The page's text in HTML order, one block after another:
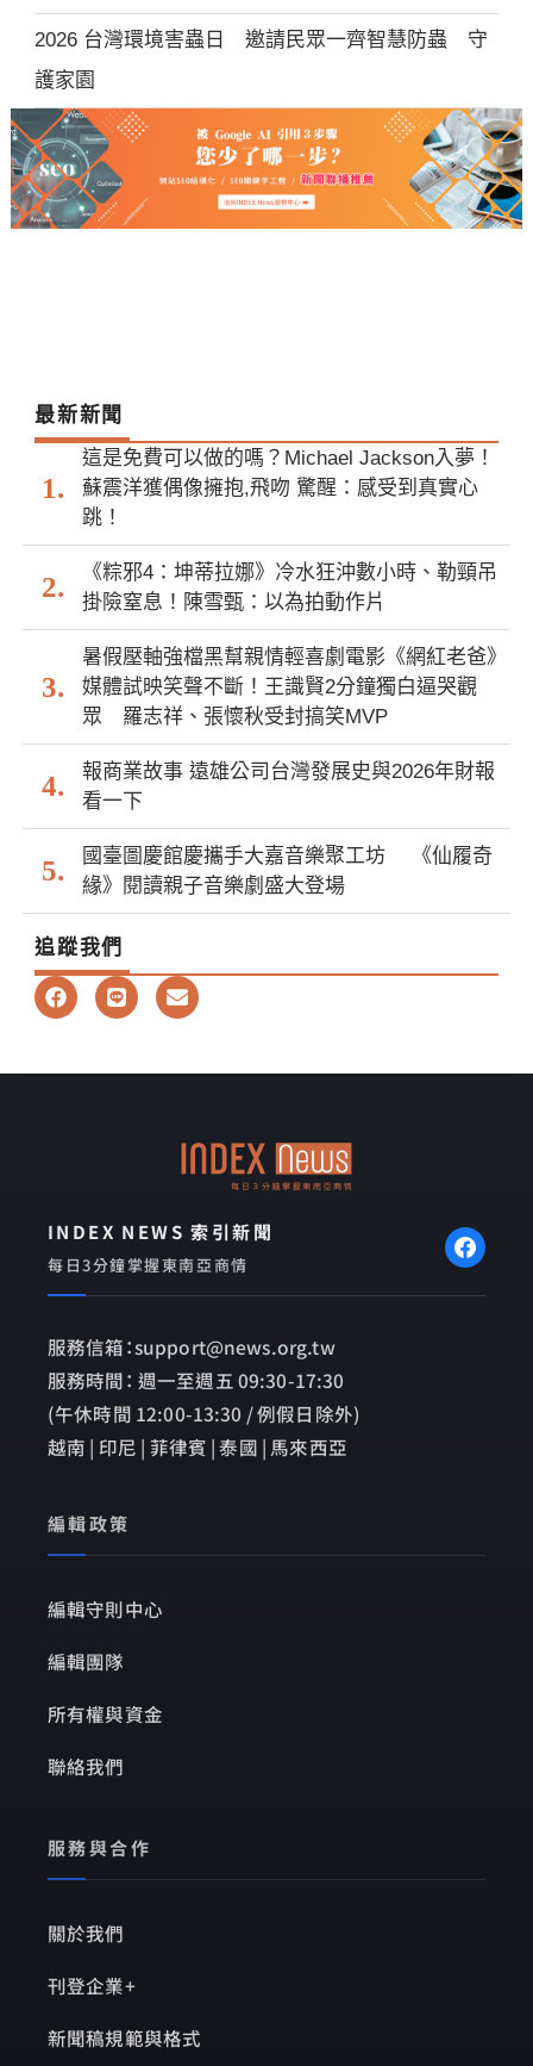
2026 台灣環境害蟲日 邀請民眾一齊智慧防蟲 守
護家園
最新新聞
這是免費可以做的嗎？Michael Jackson入夢！
蘇震洋獲偶像擁抱,飛吻 驚醒：感受到真實心
跳！
《粽邪4：坤蒂拉娜》冷水狂沖數小時、勒頸吊
掛險窒息！陳雪甄：以為拍動作片
暑假壓軸強檔黑幫親情輕喜劇電影《網紅老爸》
媒體試映笑聲不斷！王識賢2分鐘獨白逼哭觀
眾 羅志祥、張懷秋受封搞笑MVP
報商業故事 遠雄公司台灣發展史與2026年財報
看一下
國臺圖慶館慶攜手大嘉音樂聚工坊 《仙履奇
緣》閱讀親子音樂劇盛大登場
追蹤我們
F
a
b
L
i
E
n
l
INDEX NEWS 索引新聞
每日3分鐘掌握東南亞商情
服務信箱：support@news.org.tw
服務時間： 週一至週五 09:30-17:30
(午休時間 12:00-13:30 / 例假日除外)
越南 | 印尼 | 菲律賓 | 泰國 | 馬來西亞
編輯政策
編輯守則中心
編輯團隊
所有權與資金
聯絡我們
服務與合作
關於我們
刊登企業+
新聞稿規範與格式